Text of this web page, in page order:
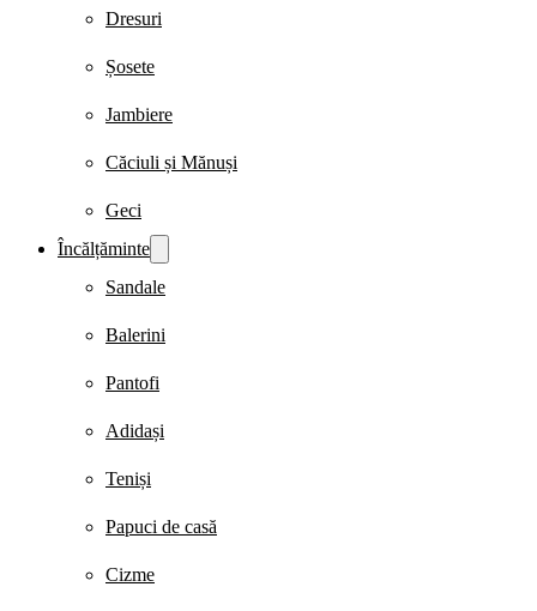
Dresuri
Șosete
Jambiere
Căciuli și Mănuși
Geci
Încălțăminte
Sandale
Balerini
Pantofi
Adidași
Teniși
Papuci de casă
Cizme